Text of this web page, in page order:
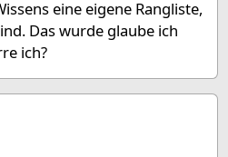
eine eigene Rangliste,
Das wurde glaube ich
ich?
'22